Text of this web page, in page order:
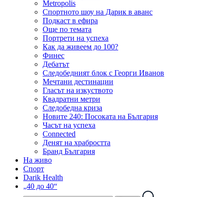
Metropolis
Спортното шоу на Дарик в аванс
Подкаст в ефира
Още по темата
Портрети на успеха
Как да живеем до 100?
Финес
Дебатът
Следобедният блок с Георги Иванов
Мечтани дестинации
Гласът на изкуството
Квадратни метри
Следобедна криза
Новите 240: Посоката на България
Часът на успеха
Connected
Денят на храбростта
Бранд България
На живо
Спорт
Darik Health
„40 до 40“